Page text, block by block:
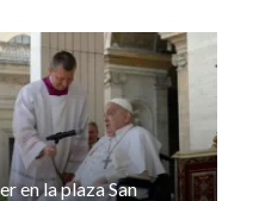
en la plaza San